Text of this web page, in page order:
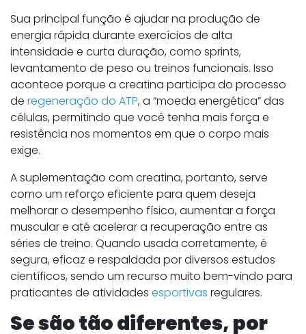
Sua principal função é ajudar na produção de
energia rápida durante exercícios de alta
intensidade e curta duração, como sprints,
levantamento de peso ou treinos funcionais. Isso
acontece porque a creatina participa do processo
de regeneração do ATP, a “moeda energética” das
células, permitindo que você tenha mais força e
resistência nos momentos em que o corpo mais
exige.
A suplementação com creatina, portanto, serve
como um reforço eficiente para quem deseja
melhorar o desempenho físico, aumentar a força
muscular e até acelerar a recuperação entre as
séries de treino. Quando usada corretamente, é
segura, eficaz e respaldada por diversos estudos
científicos, sendo um recurso muito bem-vindo para
praticantes de atividades esportivas regulares.
Se são tão diferentes, por